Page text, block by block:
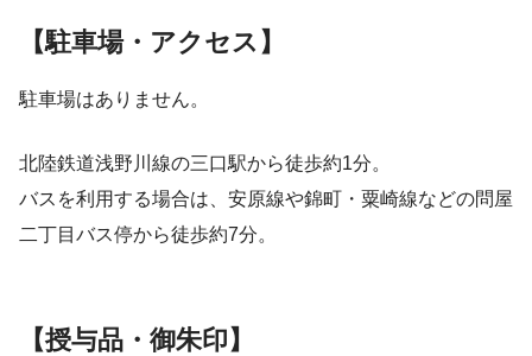
【駐車場・アクセス】
駐車場はありません。
北陸鉄道浅野川線の三口駅から徒歩約1分。
バスを利用する場合は、安原線や錦町・粟崎線などの問屋
二丁目バス停から徒歩約7分。
【授与品・御朱印】